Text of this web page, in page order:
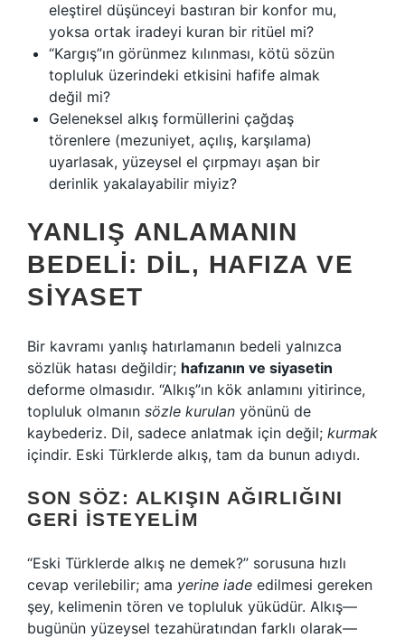
eleştirel düşünceyi bastıran bir konfor mu,
yoksa ortak iradeyi kuran bir ritüel mi?
“Kargış”ın görünmez kılınması, kötü sözün
topluluk üzerindeki etkisini hafife almak
değil mi?
Geleneksel alkış formüllerini çağdaş
törenlere (mezuniyet, açılış, karşılama)
uyarlasak, yüzeysel el çırpmayı aşan bir
derinlik yakalayabilir miyiz?
YANLIŞ ANLAMANIN
BEDELI: DIL, HAFIZA VE
SIYASET
Bir kavramı yanlış hatırlamanın bedeli yalnızca
sözlük hatası değildir; hafızanın ve siyasetin
deforme olmasıdır. “Alkış”ın kök anlamını yitirince,
topluluk olmanın sözle kurulan yönünü de
kaybederiz. Dil, sadece anlatmak için değil; kurmak
içindir. Eski Türklerde alkış, tam da bunun adıydı.
SON SÖZ: ALKIŞIN AĞIRLIĞINI
GERI İSTEYELIM
“Eski Türklerde alkış ne demek?” sorusuna hızlı
cevap verilebilir; ama yerine iade edilmesi gereken
şey, kelimenin tören ve topluluk yüküdür. Alkış—
bugünün yüzeysel tezahüratından farklı olarak—